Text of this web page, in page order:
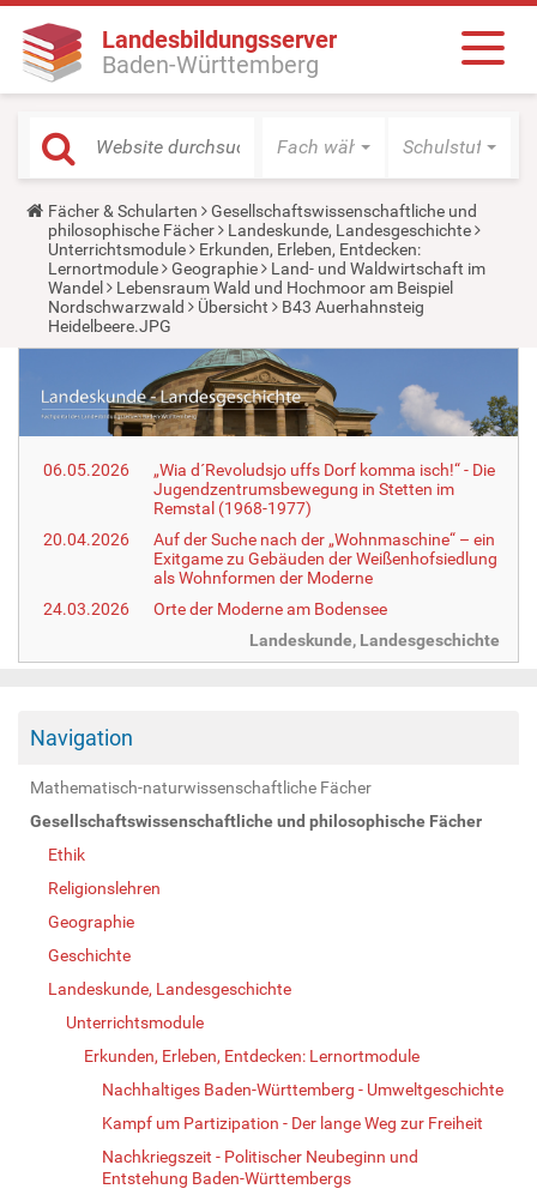
Landesbildungsserver
Baden-Württemberg
Fach wählen Schulstufe
Y
o
u
a
r
e
h
e
:
Fächer & Schularten
Gesellschaftswissenschaftliche und
philosophische Fächer
Landeskunde, Landesgeschichte
Unterrichtsmodule
Erkunden, Erleben, Entdecken:
Lernortmodule
Geographie
Land- und Waldwirtschaft im
Wandel
Lebensraum Wald und Hochmoor am Beispiel
Nordschwarzwald
Übersicht
B43 Auerhahnsteig
Heidelbeere.JPG
06.05.2026
„Wia d´Revoludsjo uffs Dorf komma isch!“ - Die
Jugendzentrumsbewegung in Stetten im
Remstal (1968-1977)
20.04.2026
Auf der Suche nach der „Wohnmaschine“ – ein
Exitgame zu Gebäuden der Weißenhofsiedlung
als Wohnformen der Moderne
24.03.2026
Orte der Moderne am Bodensee
Landeskunde, Landesgeschichte
Navigation
Mathematisch-naturwissenschaftliche Fächer
Gesellschaftswissenschaftliche und philosophische Fächer
Ethik
Religionslehren
Geographie
Geschichte
Landeskunde, Landesgeschichte
Unterrichtsmodule
Erkunden, Erleben, Entdecken: Lernortmodule
Nachhaltiges Baden-Württemberg - Umweltgeschichte
Kampf um Partizipation - Der lange Weg zur Freiheit
Nachkriegszeit - Politischer Neubeginn und
Entstehung Baden-Württembergs